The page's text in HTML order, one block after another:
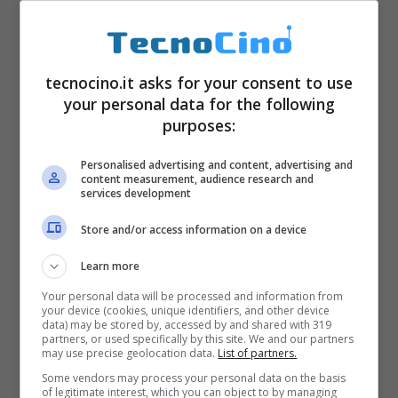
configurazione. Si fa il download, si
imposta una volta e via con lo scarico.
Programmi per scaricare
video da YouTube su iPhone
tecnocino.it asks for your consent to use
your personal data for the following
purposes:
Personalised advertising and content, advertising and
content measurement, audience research and
services development
Store and/or access information on a device
Learn more
Your personal data will be processed and information from
your device (cookies, unique identifiers, and other device
data) may be stored by, accessed by and shared with 319
partners, or used specifically by this site. We and our partners
may use precise geolocation data. List of partners.
Some vendors may process your personal data on the basis
of legitimate interest, which you can object to by managing